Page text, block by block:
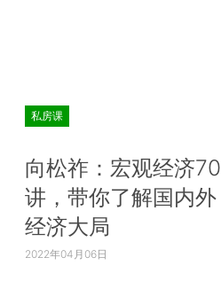
私房课
向松祚：宏观经济70
讲，带你了解国内外
经济大局
2022年04月06日